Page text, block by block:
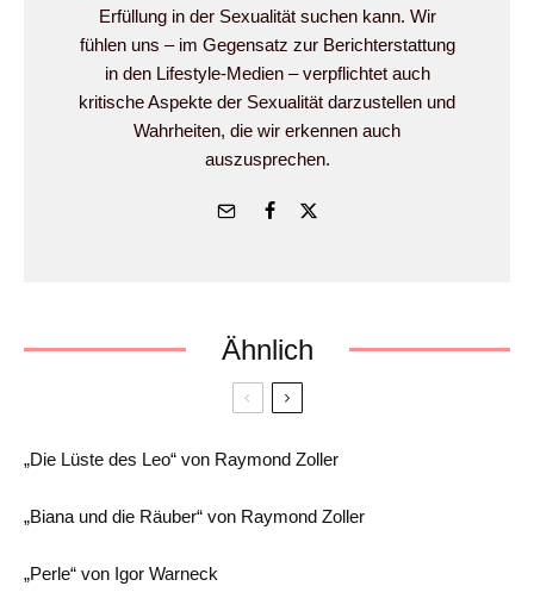
Erfüllung in der Sexualität suchen kann. Wir
fühlen uns – im Gegensatz zur Berichterstattung
in den Lifestyle-Medien – verpflichtet auch
kritische Aspekte der Sexualität darzustellen und
Wahrheiten, die wir erkennen auch
auszusprechen.
Ähnlich
„Die Lüste des Leo“ von Raymond Zoller
„Biana und die Räuber“ von Raymond Zoller
„Perle“ von Igor Warneck